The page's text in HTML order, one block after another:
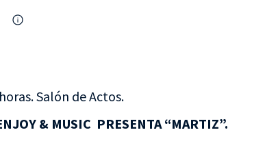
Salón de Actos.
& MUSIC PRESENTA “MARTIZ”.